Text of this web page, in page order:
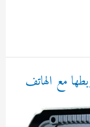
مع الهاتف